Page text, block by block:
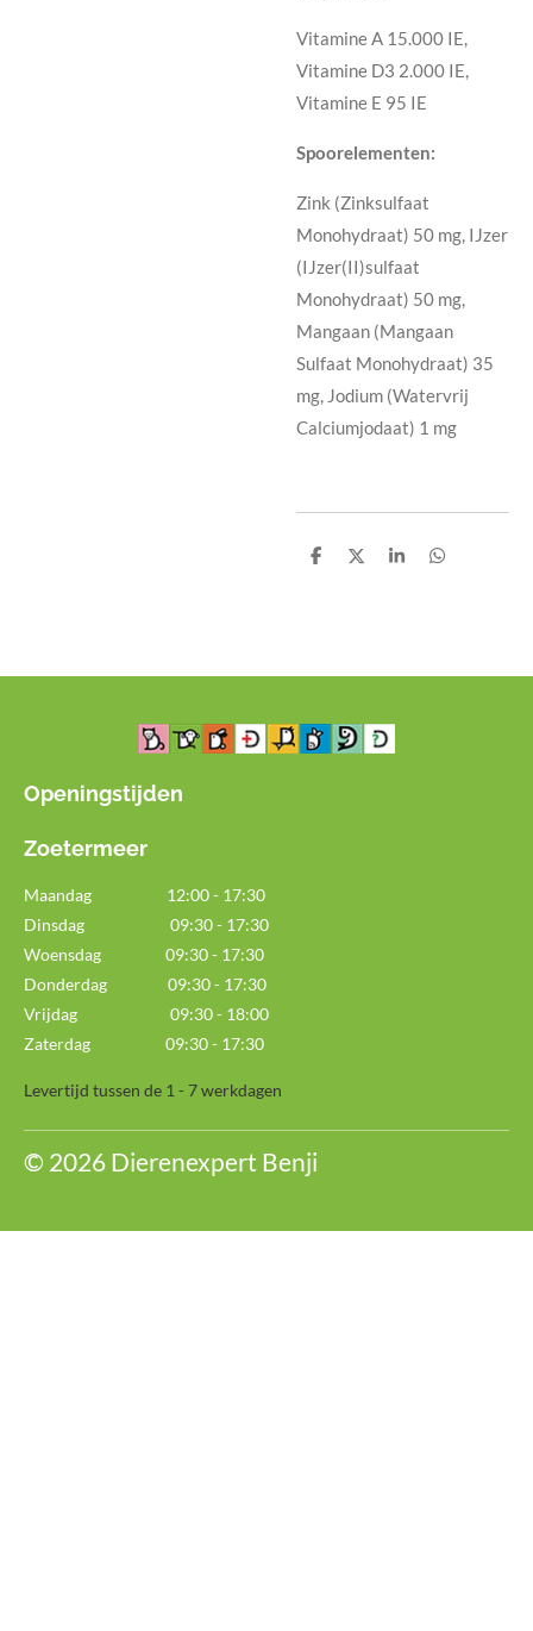
Vitamine A 15.000 IE,
Vitamine D3 2.000 IE,
Vitamine E 95 IE
Spoorelementen:
Zink (Zinksulfaat
Monohydraat) 50 mg, IJzer
(IJzer(II)sulfaat
Monohydraat) 50 mg,
Mangaan (Mangaan
Sulfaat Monohydraat) 35
mg, Jodium (Watervrij
Calciumjodaat) 1 mg
D
D
S
D
Openingstijden
Zoetermeer
Maandag 12:00 - 17:30
Dinsdag 09:30 - 17:30
Woensdag 09:30 - 17:30
Donderdag 09:30 - 17:30
Vrijdag 09:30 - 18:00
Zaterdag 09:30 - 17:30
Levertijd tussen de 1 - 7 werkdagen
© 2026 Dierenexpert Benji